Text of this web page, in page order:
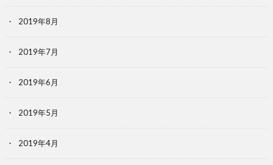
2019年8月
2019年7月
2019年6月
2019年5月
2019年4月